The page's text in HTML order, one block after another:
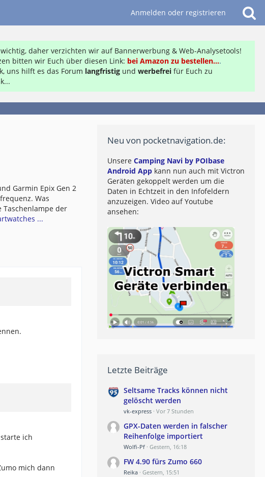
Anmelden oder registrieren
daher verzichten wir auf Bannerwerbung & Web-Analysetools!
bitten wir Euch über diesen Link: bei Amazon zu bestellen....
uns hilft es das Forum langfristig und werbefrei für Euch zu
Garmin Epix Gen 2
Was
Taschenlampe der
...
ich
mich dann
Neu von pocketnavigation.de:
Unsere Camping Navi by POIbase
Android App kann nun auch mit Victron
Geräten gekoppelt werden um die
Daten in Echtzeit in den Infofeldern
anzuzeigen. Video auf Youtube
ansehen:
Letzte Beiträge
Seltsame Tracks können nicht
gelöscht werden
vk-express Vor 7 Stunden
GPX-Daten werden in falscher
Reihenfolge importiert
Wolfi-Pf Gestern, 16:18
FW 4.90 fürs Zumo 660
Reika Gestern, 15:51